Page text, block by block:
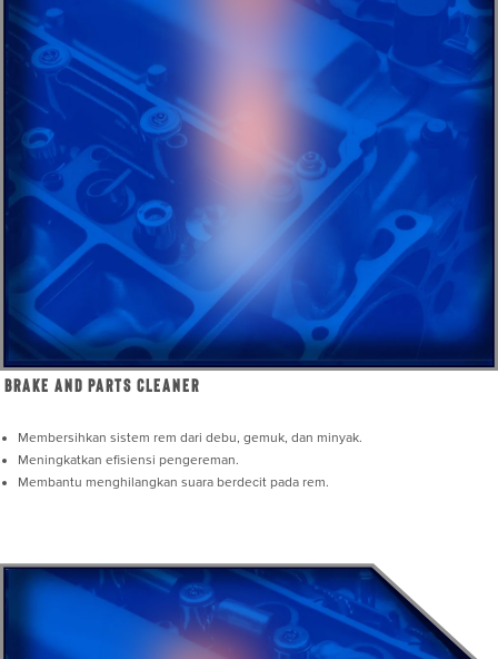
Brake and Parts Cleaner
Membersihkan sistem rem dari debu, gemuk, dan minyak.
Meningkatkan efisiensi pengereman.
Membantu menghilangkan suara berdecit pada rem.